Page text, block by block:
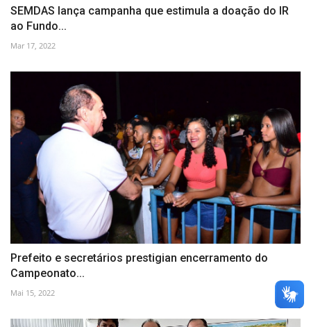
SEMDAS lança campanha que estimula a doação do IR
ao Fundo...
Mar 17, 2022
Prefeito e secretários prestigian encerramento do
Campeonato...
Mai 15, 2022